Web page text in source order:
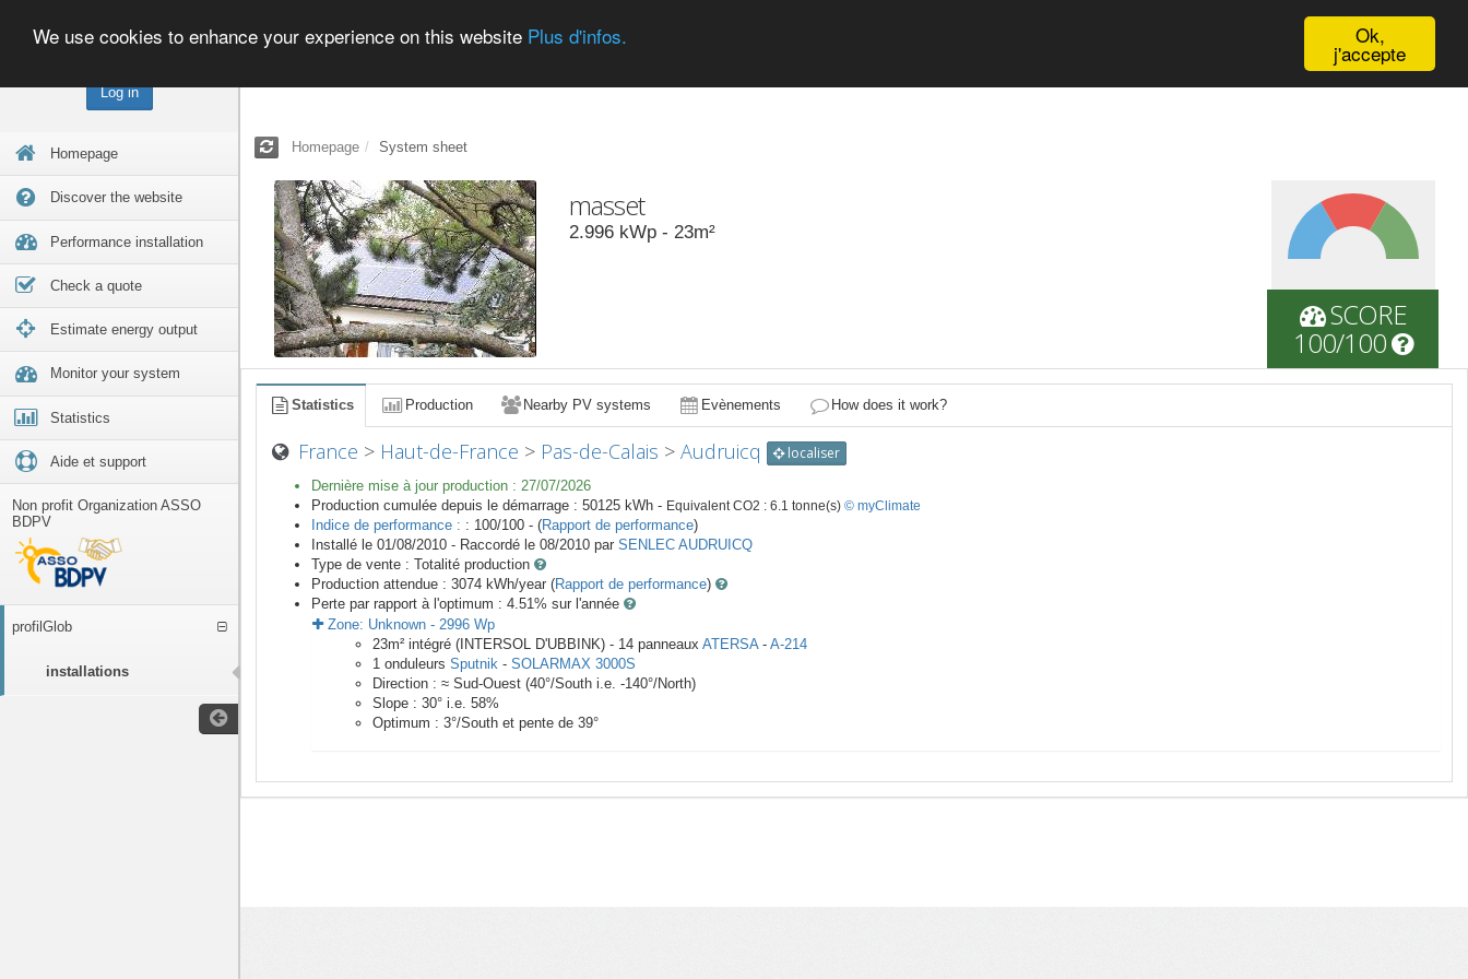
Log in
Homepage
Discover the website
Performance installation
Check a quote
Estimate energy output
Monitor your system
Statistics
Aide et support
Non profit Organization ASSO
BDPV
profilGlob
installations
Ok,
j'accepte
We use cookies to enhance your experience on this website Plus d'infos.
Homepage System sheet
masset
2.996 kWp - 23m²
SCORE
100/100
Statistics Production Nearby PV systems Evènements How does it work?
France > Haut-de-France > Pas-de-Calais >Audruicq localiser
Dernière mise à jour production : 27/07/2026
Production cumulée depuis le démarrage : 50125 kWh - Equivalent CO2 : 6.1 tonne(s) © myClimate
Indice de performance : : 100/100 - (Rapport de performance)
Installé le 01/08/2010 - Raccordé le 08/2010 par SENLEC AUDRUICQ
Type de vente : Totalité production
Production attendue : 3074 kWh/year (Rapport de performance)
Perte par rapport à l'optimum : 4.51% sur l'année
Zone: Unknown - 2996 Wp
23m² intégré (INTERSOL D'UBBINK) - 14 panneaux ATERSA- A-214
1 onduleurs Sputnik - SOLARMAX 3000S
Direction : ≈ Sud-Ouest (40°/South i.e. -140°/North)
Slope : 30° i.e. 58%
Optimum : 3°/South et pente de 39°